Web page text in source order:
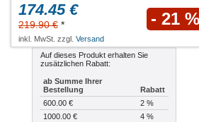
174.45 €
219.90 € * - 21 %
inkl. MwSt. zzgl. Versand
Auf dieses Produkt erhalten Sie
zusätzlichen Rabatt:
ab Summe Ihrer
Bestellung
Rabatt
600.00 €
2 %
1000.00 €
4 %